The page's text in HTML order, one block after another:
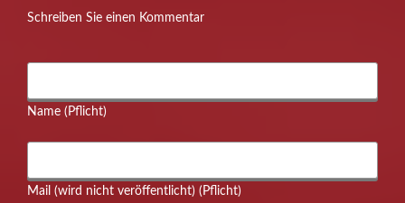
Schreiben Sie einen Kommentar
Name (Pflicht)
Mail (wird nicht veröffentlicht) (Pflicht)